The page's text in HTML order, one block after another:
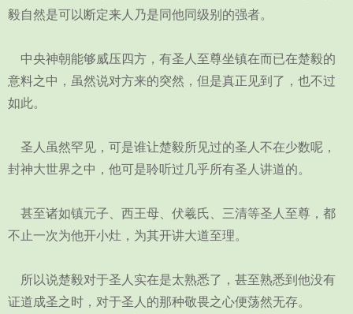
毅自然是可以断定来人乃是同他同级别的强者。
中央神朝能够威压四方，有圣人至尊坐镇在而已在楚毅的
意料之中，虽然说对方来的突然，但是真正见到了，也不过
如此。
圣人虽然罕见，可是谁让楚毅所见过的圣人不在少数呢，
封神大世界之中，他可是聆听过几乎所有圣人讲道的。
甚至诸如镇元子、西王母、伏羲氏、三清等圣人至尊，都
不止一次为他开小灶，为其开讲大道至理。
所以说楚毅对于圣人实在是太熟悉了，甚至熟悉到他没有
证道成圣之时，对于圣人的那种敬畏之心便荡然无存。